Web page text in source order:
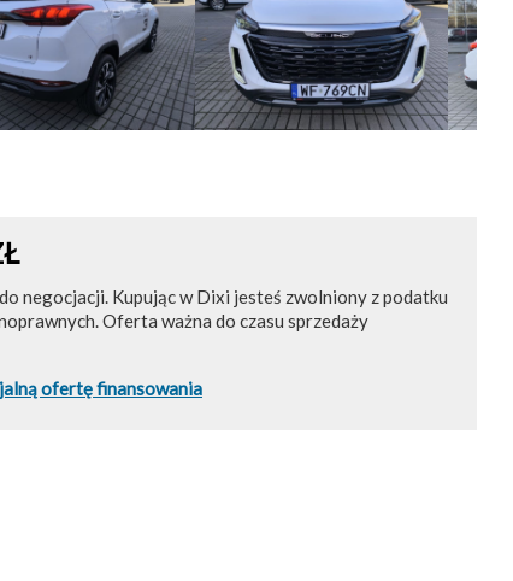
negocjacji. Kupując w Dixi jesteś zwolniony z podatku
Oferta ważna do czasu sprzedaży
ofertę finansowania